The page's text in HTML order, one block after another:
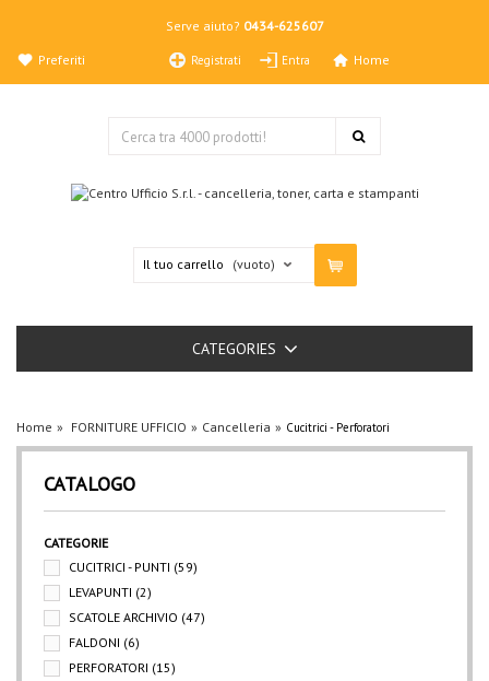
Serve aiuto? 0434-625607
Registrati Entra
Preferiti Home
Il tuo carrello (vuoto)
CATEGORIES
Home FORNITURE UFFICIO Cancelleria Cucitrici - Perforatori
CATALOGO
CATEGORIE
CUCITRICI - PUNTI (59)
LEVAPUNTI (2)
SCATOLE ARCHIVIO (47)
FALDONI (6)
PERFORATORI (15)